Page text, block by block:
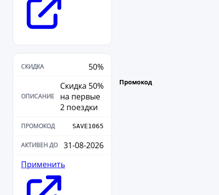
50%
Скидка 50%
на первые
2 поездки
SAVE1065
31-08-2026
Применить